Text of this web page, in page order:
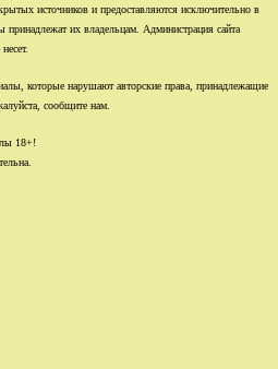
источников и предоставляются исключительно в
принадлежат их владельцам. Администрация сайта
которые нарушают авторские права, принадлежащие
сообщите нам.
18+!